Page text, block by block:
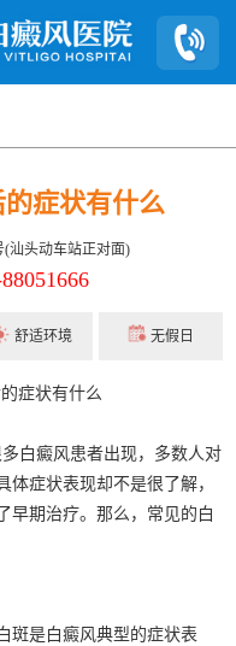
症状有什么
(汕头动车站正对面)
舒适环境 无假日
白癜风患者出现，多数人对
体症状表现却不是很了解，
早期治疗。那么，常见的白
斑是白癜风典型的症状表